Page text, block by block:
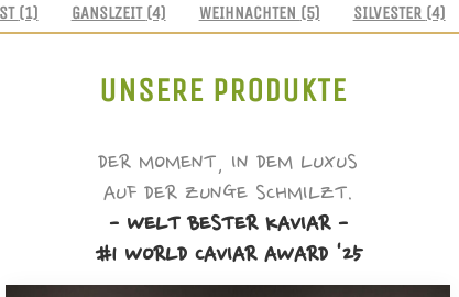
(1) GANSLZEIT (4) WEIHNACHTEN (5) SILVESTER (4)
UNSERE PRODUKTE
DER MOMENT, IN DEM LUXUS
AUF DER ZUNGE SCHMILZT.
- WELT BESTER KAVIAR -
#1 WORLD CAVIAR AWARD '25